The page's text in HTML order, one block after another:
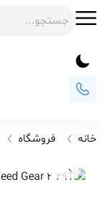
خانه فروشگاه